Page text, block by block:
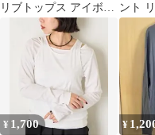
リブトップス アイボリ
ント
ホワ
¥ 1,700 ¥